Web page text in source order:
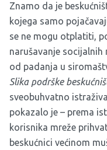
Znamo da je
kojega samo
se ne mogu otplatiti,
narušavanje socijalnih
od padanja u
Slika podrške
sveobuhvatno
pokazalo je – prema
korisnika mreže
beskućnici većinom